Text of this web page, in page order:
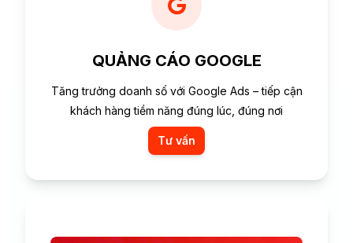
QUẢNG CÁO GOOGLE
Tăng trưởng doanh số với Google Ads – tiếp cận
khách hàng tiềm năng đúng lúc, đúng nơi
Tư vấn